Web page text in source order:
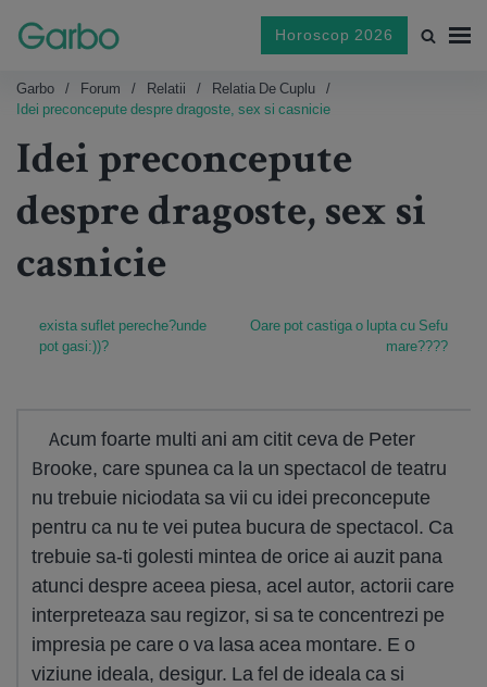
Horoscop 2026
Garbo Forum Relatii
Relatia De Cuplu
Idei preconcepute despre dragoste, sex si casnicie
Idei preconcepute
despre dragoste, sex si
casnicie
exista suflet pereche?unde
pot gasi:))?
Oare pot castiga o lupta cu Sefu
mare????
Acum foarte multi ani am citit ceva de Peter
Brooke, care spunea ca la un spectacol de teatru
nu trebuie niciodata sa vii cu idei preconcepute
pentru ca nu te vei putea bucura de spectacol. Ca
trebuie sa-ti golesti mintea de orice ai auzit pana
atunci despre aceea piesa, acel autor, actorii care
interpreteaza sau regizor, si sa te concentrezi pe
impresia pe care o va lasa acea montare. E o
viziune ideala, desigur. La fel de ideala ca si